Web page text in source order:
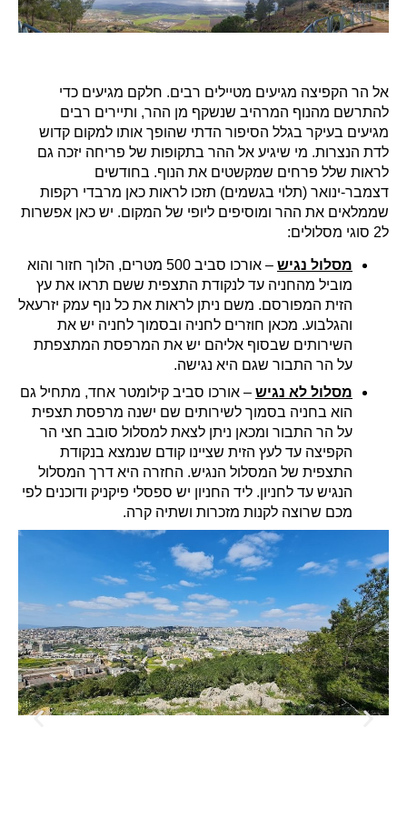
אל הר הקפיצה מגיעים מטיילים רבים. חלקם מגיעים כדי
להתרשם מהנוף המרהיב שנשקף מן ההר, ותיירים רבים
מגיעים בעיקר בגלל הסיפור הדתי שהופך אותו למקום קדוש
לדת הנצרות. מי שיגיע אל ההר בתקופות של פריחה יזכה גם
לראות שלל פרחים שמקשטים את הנוף. בחודשים
דצמבר-ינואר (תלוי בגשמים) תזכו לראות כאן מרבדי רקפות
שממלאים את ההר ומוסיפים ליופי של המקום. יש כאן אפשרות
ל2 סוגי מסלולים:
מסלול נגיש
– אורכו סביב 500 מטרים, הלוך חזור והוא
מוביל מהחניה עד לנקודת התצפית ששם תראו את עץ
הזית המפורסם. משם ניתן לראות את כל נוף עמק יזרעאל
והגלבוע. מכאן חוזרים לחניה ובסמוך לחניה יש את
השירותים שבסוף אליהם יש את המרפסת המתצפתת
על הר התבור שגם היא נגישה.
מסלול לא נגיש – אורכו סביב קילומטר אחד, מתחיל גם
הוא בחניה בסמוך לשירותים שם ישנה מרפסת תצפית
על הר התבור ומכאן ניתן לצאת למסלול סובב חצי הר
הקפיצה עד לעץ הזית שציינו קודם שנמצא בנקודת
התצפית של המסלול הנגיש. החזרה היא דרך המסלול
הנגיש עד לחניון. ליד החניון יש ספסלי פיקניק ודוכנים לפי
מכם שרוצה לקנות מזכרות ושתיה קרה.